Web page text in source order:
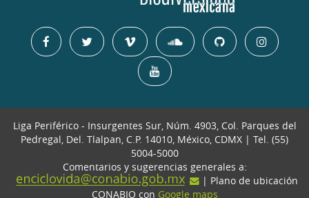
Liga Periférico - Insurgentes Sur, Núm. 4903, Col. Parques del
Pedregal, Del. Tlalpan, C.P. 14010, México, CDMX | Tel. (55)
5004-5000
Comentarios y sugerencias generales a:
| Plano de ubicación
CONABIO con Google maps